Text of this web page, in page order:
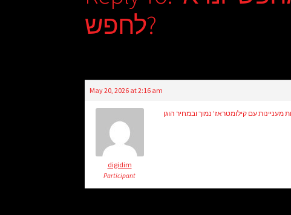
לחפש?
May 20, 2026 at 2:16 am
digidim
Participant